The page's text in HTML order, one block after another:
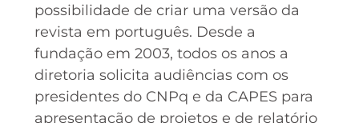
possibilidade de criar uma versão da
revista em português. Desde a
fundação em 2003, todos os anos a
diretoria solicita audiências com os
presidentes do CNPq e da CAPES para
apresentação de projetos e de relatório